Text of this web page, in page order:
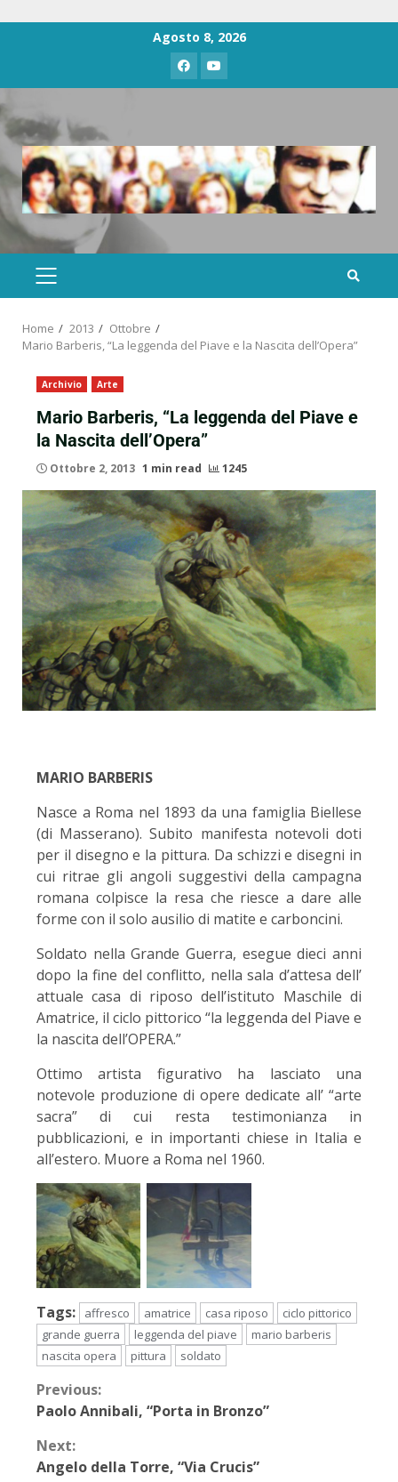
Agosto 8, 2026
Home 2013
Ottobre
Mario Barberis, “La leggenda del Piave e la Nascita dell’Opera”
Archivio Arte
Mario Barberis, “La leggenda del Piave e
la Nascita dell’Opera”
Ottobre 2, 2013 1 min read 1245
MARIO BARBERIS
Nasce a Roma nel 1893 da una famiglia Biellese
(di Masserano). Subito manifesta notevoli doti
per il disegno e la pittura. Da schizzi e disegni in
cui ritrae gli angoli suggestivi della campagna
romana colpisce la resa che riesce a dare alle
forme con il solo ausilio di matite e carboncini.
Soldato nella Grande Guerra, esegue dieci anni
dopo la fine del conflitto, nella sala d’attesa dell’
attuale casa di riposo dell’istituto Maschile di
Amatrice, il ciclo pittorico “la leggenda del Piave e
la nascita dell’OPERA.”
Ottimo artista figurativo ha lasciato una
notevole produzione di opere dedicate all’ “arte
sacra” di cui resta testimonianza in
pubblicazioni, e in importanti chiese in Italia e
all’estero. Muore a Roma nel 1960.
Tags: affresco amatrice casa riposo
ciclo pittorico
grande guerra
leggenda del piave
mario barberis
nascita opera
pittura soldato
Previous:
Paolo Annibali, “Porta in Bronzo”
Next:
Angelo della Torre, “Via Crucis”